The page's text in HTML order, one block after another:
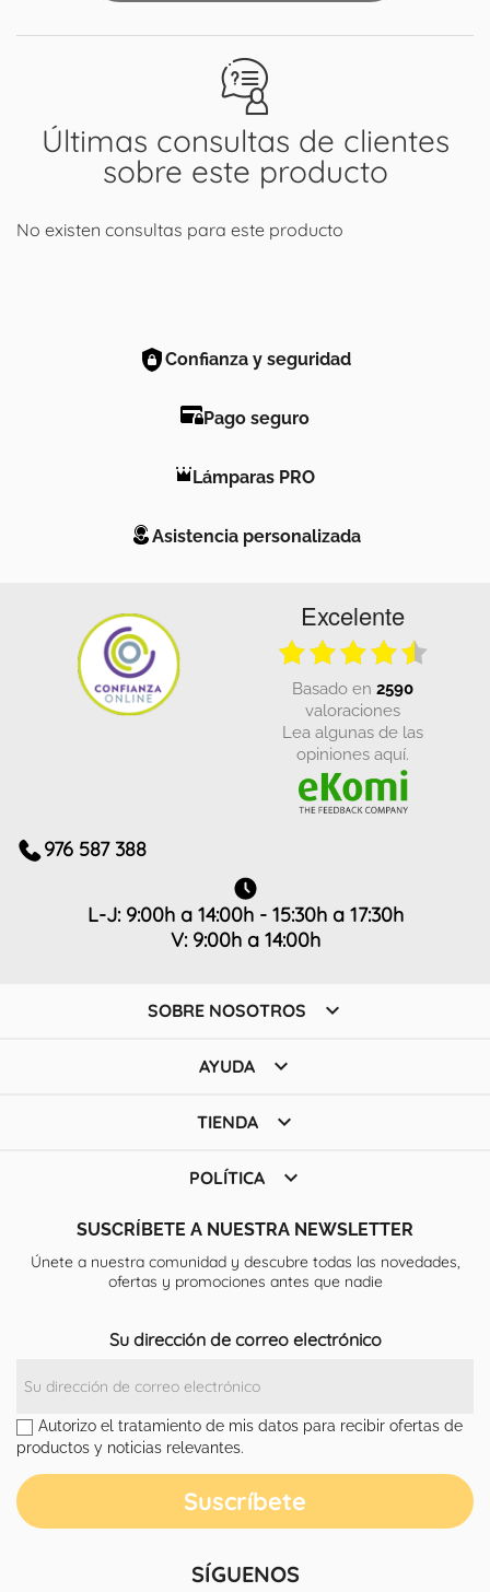
Últimas consultas de clientes
sobre este producto
No existen consultas para este producto
Confianza y seguridad
Pago seguro
Lámparas PRO
Asistencia personalizada
Excelente
basado en 2590
valoraciones
Lea algunas de las
opiniones aquí.
976 587 388
L-J: 9:00h a 14:00h - 15:30h a 17:30h
V: 9:00h a 14:00h
SOBRE NOSOTROS 
AYUDA 
TIENDA 
POLÍTICA 
SUSCRÍBETE A NUESTRA NEWSLETTER
Únete a nuestra comunidad y descubre todas las novedades,
ofertas y promociones antes que nadie
Su dirección de correo electrónico
Autorizo el tratamiento de mis datos para recibir ofertas de
productos y noticias relevantes.
SÍGUENOS